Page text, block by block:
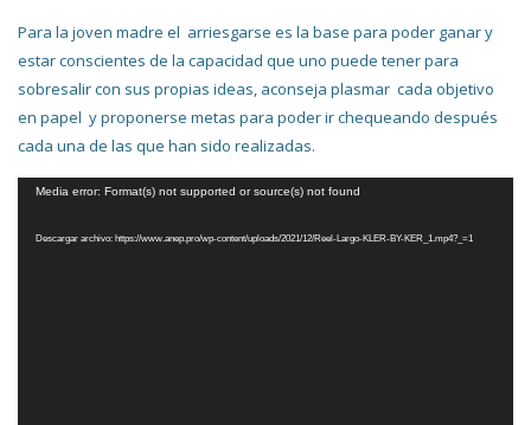
Para la joven madre el arriesgarse es la base para poder ganar y
estar conscientes de la capacidad que uno puede tener para
sobresalir con sus propias ideas, aconseja plasmar cada objetivo
en papel y proponerse metas para poder ir chequeando después
cada una de las que han sido realizadas.
Reproductor
vídeo
Media error: Format(s) not supported or source(s) not found
Descargar archivo: https://www.anep.pro/wp-content/uploads/2021/12/Reel-Largo-KLER-BY-KER_1.mp4?_=1